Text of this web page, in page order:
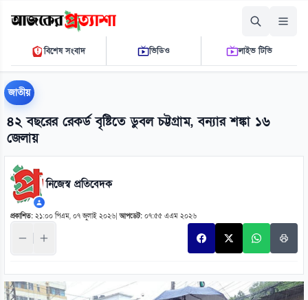
শুক্রবার, ০৭ আগস্ট ২০২৬
০৩:১০:১২ পি.এম.THE DAILY AJKER PROTTASHA
বিশেষ সংবাদ ভিডিও লাইভ টিভি
জাতীয়
৪২ বছরের রেকর্ড বৃষ্টিতে ডুবল চট্টগ্রাম, বন্যার শঙ্কা ১৬
জেলায়
নিজেস্ব প্রতিবেদক
প্রকাশিত: ২১:০০ পিএম, ০৭ জুলাই ২০২৬ |আপডেট: ০৭:৫৫ এএম ২০২৬